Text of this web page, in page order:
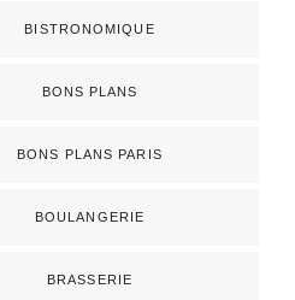
BISTRONOMIQUE
BONS PLANS
BONS PLANS PARIS
BOULANGERIE
BRASSERIE